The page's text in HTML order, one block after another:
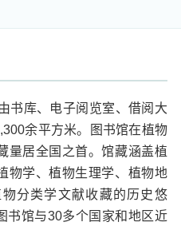
库、电子阅览室、借阅大
余平方米。图书馆在植物
量居全国之首。馆藏涵盖植
物学、植物生理学、植物地
分类学文献收藏的历史悠
书馆与30多个国家和地区近